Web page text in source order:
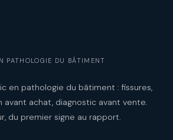
PATHOLOGIE DU BÂTIMENT
en pathologie du bâtiment : fissures,
avant achat, diagnostic avant vente.
du premier signe au rapport.